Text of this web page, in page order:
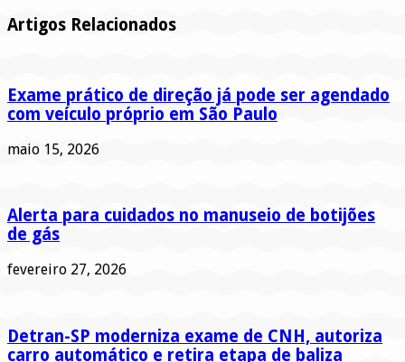
Artigos Relacionados
Exame prático de direção já pode ser agendado
com veículo próprio em São Paulo
maio 15, 2026
Alerta para cuidados no manuseio de botijões
de gás
fevereiro 27, 2026
Detran-SP moderniza exame de CNH, autoriza
carro automático e retira etapa de baliza